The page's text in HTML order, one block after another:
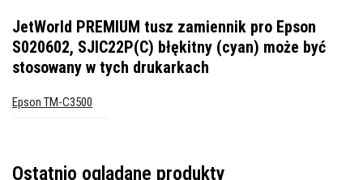
JetWorld PREMIUM tusz zamiennik pro Epson
S020602, SJIC22P(C) błękitny (cyan) może być
stosowany w tych drukarkach
Epson TM-C3500
Ostatnio oglądane produkty